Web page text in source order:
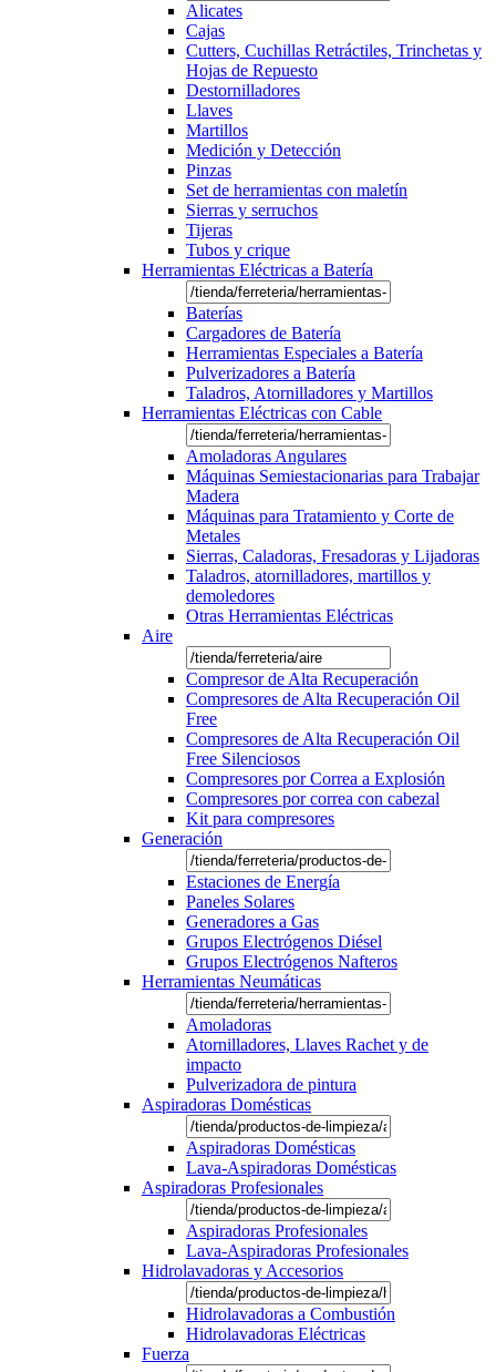
Alicates
Cajas
Cutters, Cuchillas Retráctiles, Trinchetas y
Hojas de Repuesto
Destornilladores
Llaves
Martillos
Medición y Detección
Pinzas
Set de herramientas con maletín
Sierras y serruchos
Tijeras
Tubos y crique
Herramientas Eléctricas a Batería
Baterías
Cargadores de Batería
Herramientas Especiales a Batería
Pulverizadores a Batería
Taladros, Atornilladores y Martillos
Herramientas Eléctricas con Cable
Amoladoras Angulares
Máquinas Semiestacionarias para Trabajar
Madera
Máquinas para Tratamiento y Corte de
Metales
Sierras, Caladoras, Fresadoras y Lijadoras
Taladros, atornilladores, martillos y
demoledores
Otras Herramientas Eléctricas
Aire
Compresor de Alta Recuperación
Compresores de Alta Recuperación Oil
Free
Compresores de Alta Recuperación Oil
Free Silenciosos
Compresores por Correa a Explosión
Compresores por correa con cabezal
Kit para compresores
Generación
Estaciones de Energía
Paneles Solares
Generadores a Gas
Grupos Electrógenos Diésel
Grupos Electrógenos Nafteros
Herramientas Neumáticas
Amoladoras
Atornilladores, Llaves Rachet y de
impacto
Pulverizadora de pintura
Aspiradoras Domésticas
Aspiradoras Domésticas
Lava-Aspiradoras Domésticas
Aspiradoras Profesionales
Aspiradoras Profesionales
Lava-Aspiradoras Profesionales
Hidrolavadoras y Accesorios
Hidrolavadoras a Combustión
Hidrolavadoras Eléctricas
Fuerza